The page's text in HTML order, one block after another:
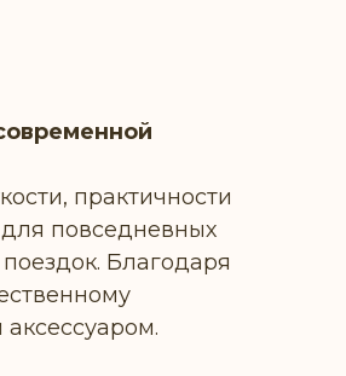
практичности
повседневных
Благодаря